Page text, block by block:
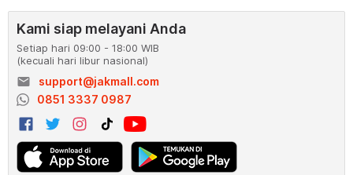
Kami siap melayani Anda
Setiap hari 09:00 - 18:00 WIB
(kecuali hari libur nasional)
email
support@jakmall.com
0851 3337 0987